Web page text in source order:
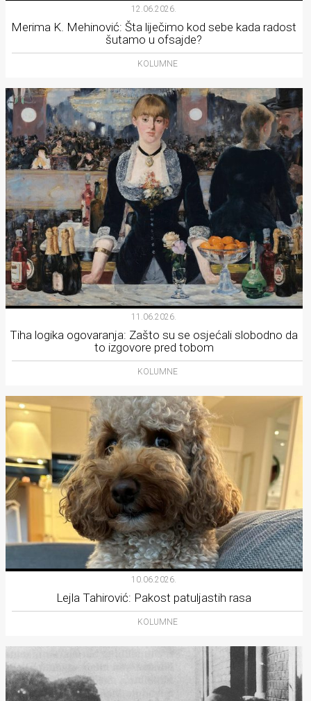
12.06.2026.
Merima K. Mehinović: Šta liječimo kod sebe kada radost
šutamo u ofsajde?
KOLUMNE
11.06.2026.
Tiha logika ogovaranja: Zašto su se osjećali slobodno da
to izgovore pred tobom
KOLUMNE
10.06.2026.
Lejla Tahirović: Pakost patuljastih rasa
KOLUMNE